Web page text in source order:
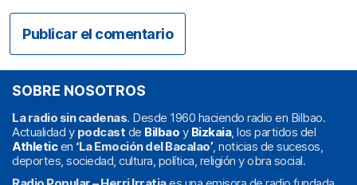
SOBRE NOSOTROS
La radio sin cadenas. Desde 1960 haciendo radio en Bilbao.
Actualidad y podcast de Bilbao y Bizkaia, los partidos del
Athleticen ‘La Emoción del Bacalao’, noticias de sucesos,
deportes, sociedad, cultura, política, religión y obra social.